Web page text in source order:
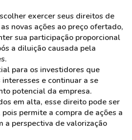
exercerseus direitos de
novas ações ao preço ofertado,
sua participação proporcional
a diluição causada pela
para os investidores que
interesses e continuar a se
potencial da empresa.
em alta, esse direito pode ser
permite a compra de ações a
a perspectiva devalorização